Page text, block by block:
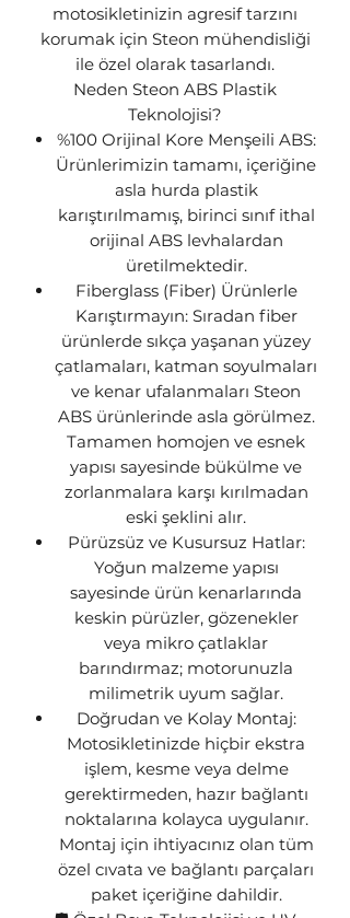
motosikletinizin agresif tarzını
korumak için Steon mühendisliği
ile özel olarak tasarlandı.
Neden Steon ABS Plastik
Teknolojisi?
%100 Orijinal Kore Menşeili ABS:
Ürünlerimizin tamamı, içeriğine
asla hurda plastik
karıştırılmamış, birinci sınıf ithal
orijinal ABS levhalardan
üretilmektedir.
Fiberglass (Fiber) Ürünlerle
Karıştırmayın: Sıradan fiber
ürünlerde sıkça yaşanan yüzey
çatlamaları, katman soyulmaları
ve kenar ufalanmaları Steon
ABS ürünlerinde asla görülmez.
Tamamen homojen ve esnek
yapısı sayesinde bükülme ve
zorlanmalara karşı kırılmadan
eski şeklini alır.
Pürüzsüz ve Kusursuz Hatlar:
Yoğun malzeme yapısı
sayesinde ürün kenarlarında
keskin pürüzler, gözenekler
veya mikro çatlaklar
barındırmaz; motorunuzla
milimetrik uyum sağlar.
Doğrudan ve Kolay Montaj:
Motosikletinizde hiçbir ekstra
işlem, kesme veya delme
gerektirmeden, hazır bağlantı
noktalarına kolayca uygulanır.
Montaj için ihtiyacınız olan tüm
özel cıvata ve bağlantı parçaları
paket içeriğine dahildir.